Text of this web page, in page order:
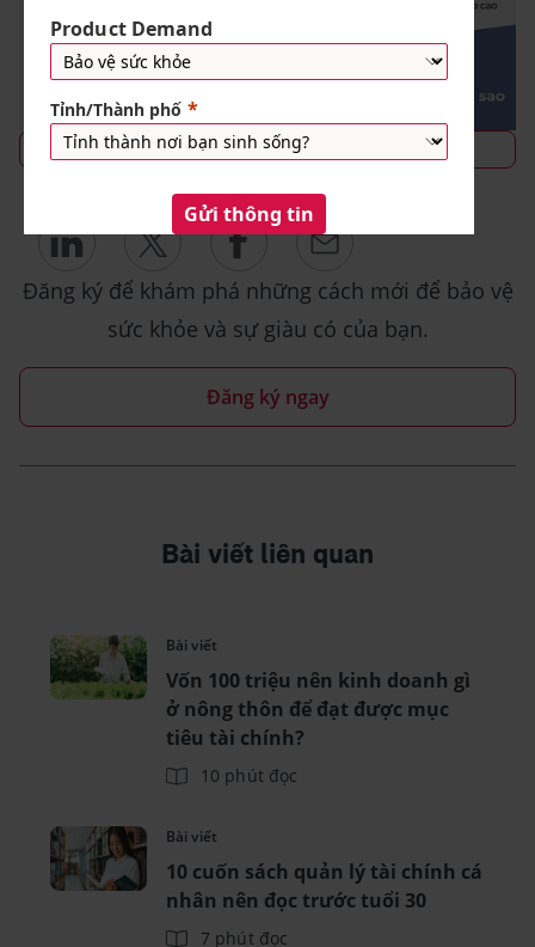
TÌM HIỂU CÁCH THỨC THAM GIA
Đăng ký để khám phá những cách mới để bảo vệ
sức khỏe và sự giàu có của bạn.
Đăng ký ngay
Bài viết liên quan
Bài viết
Vốn 100 triệu nên kinh doanh gì
ở nông thôn để đạt được mục
tiêu tài chính?
10 phút đọc
Bài viết
10 cuốn sách quản lý tài chính cá
nhân nên đọc trước tuổi 30
7 phút đọc